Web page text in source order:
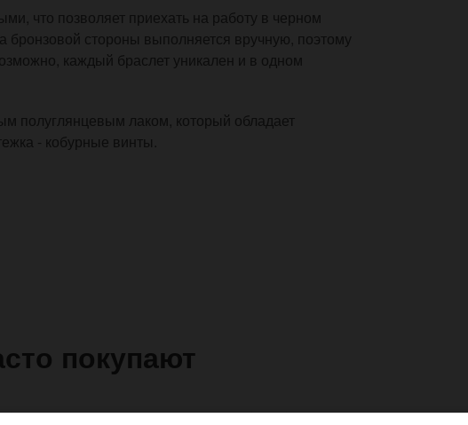
что позволяет приехать на работу в черном
бронзовой стороны выполняется вручную, поэтому
каждый браслет уникален и в одном
полуглянцевым лаком, который обладает
- кобурные винты.
покупают